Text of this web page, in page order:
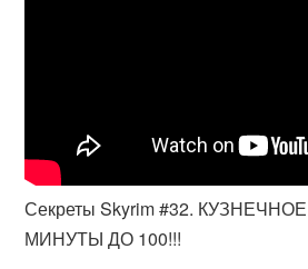
Секреты Skyrim #32.
МИНУТЫ ДО 100!!!